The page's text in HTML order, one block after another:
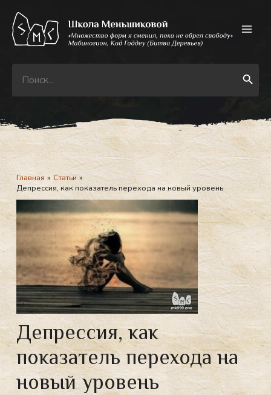
содержимому
Search
for:
Search Button
Главная
Статьи
Депрессия, как показатель перехода на новый уровень
Депрессия, как
показатель перехода на
новый уровень